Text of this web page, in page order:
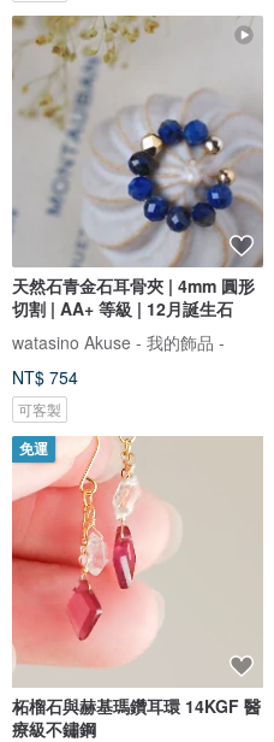
天然石青金石耳骨夾 | 4mm 圓形
切割 | AA+ 等級 | 12月誕生石
watasino Akuse - 我的飾品 -
NT$ 754
可客製
免運
柘榴石與赫基瑪鑽耳環 14KGF 醫
療級不鏽鋼